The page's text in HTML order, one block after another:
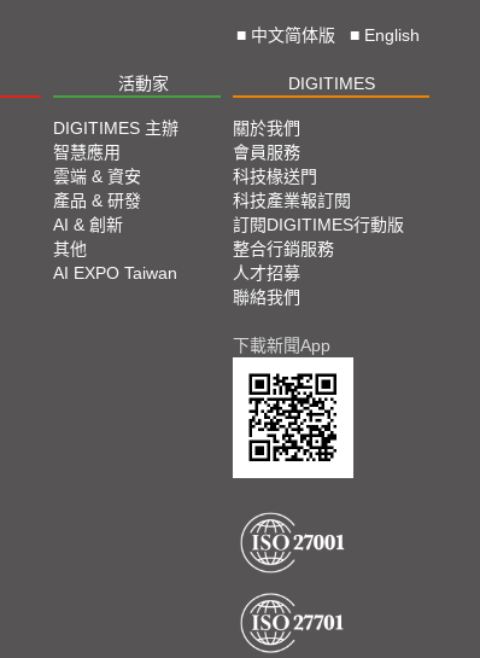
■ 中文简体版 ■ English
活動家 DIGITIMES
DIGITIMES 主辦
智慧應用
雲端 & 資安
產品 & 研發
AI & 創新
其他
AI EXPO Taiwan
關於我們
會員服務
科技椽送門
科技產業報訂閱
訂閱DIGITIMES行動版
整合行銷服務
人才招募
聯絡我們
下載新聞App